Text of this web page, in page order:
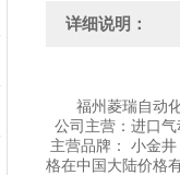
详细说明：
福州菱瑞自动化
公司主营：进口
主营品牌： 小金
格在中国大陆价格